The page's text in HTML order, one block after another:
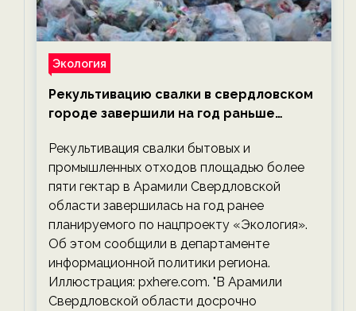
Экология
Рекультивацию свалки в свердловском
городе завершили на год раньше
экологии на ECOportal
Рекультивация свалки бытовых и
промышленных отходов площадью более
пяти гектар в Арамили Свердловской
области завершилась на год ранее
планируемого по нацпроекту «Экология».
Об этом сообщили в департаменте
информационной политики региона.
Иллюстрация: pxhere.com. "В Арамили
Свердловской области досрочно